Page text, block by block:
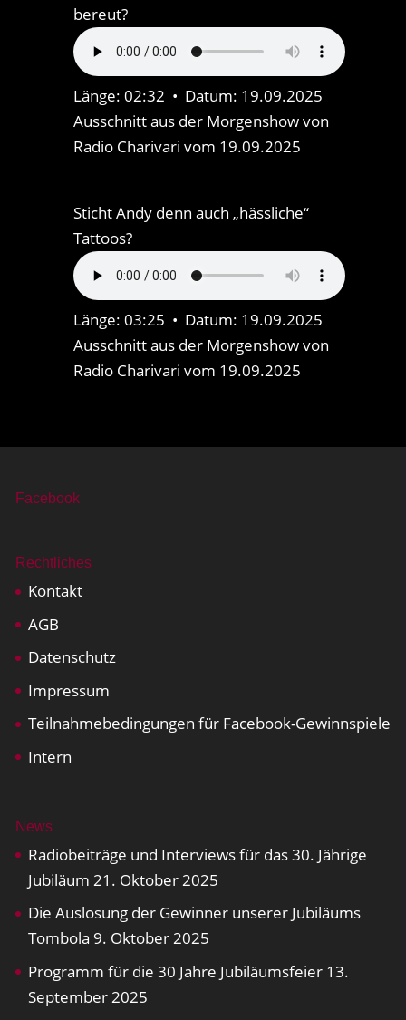
bereut?
Länge: 02:32 • Datum: 19.09.2025
Ausschnitt aus der Morgenshow von
Radio Charivari vom 19.09.2025
Sticht Andy denn auch „hässliche“
Tattoos?
Länge: 03:25 • Datum: 19.09.2025
Ausschnitt aus der Morgenshow von
Radio Charivari vom 19.09.2025
Facebook
Rechtliches
Kontakt
AGB
Datenschutz
Impressum
Teilnahmebedingungen für Facebook-Gewinnspiele
Intern
News
Radiobeiträge und Interviews für das 30. Jährige
Jubiläum 21. Oktober 2025
Die Auslosung der Gewinner unserer Jubiläums
Tombola 9. Oktober 2025
Programm für die 30 Jahre Jubiläumsfeier 13.
September 2025